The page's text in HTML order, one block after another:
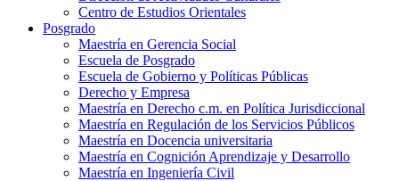
Centro de Estudios Orientales
Posgrado
Maestría en Gerencia Social
Escuela de Posgrado
Escuela de Gobierno y Políticas Públicas
Derecho y Empresa
Maestría en Derecho c.m. en Política Jurisdiccional
Maestría en Regulación de los Servicios Públicos
Maestría en Docencia universitaria
Maestría en Cognición Aprendizaje y Desarrollo
Maestría en Ingeniería Civil